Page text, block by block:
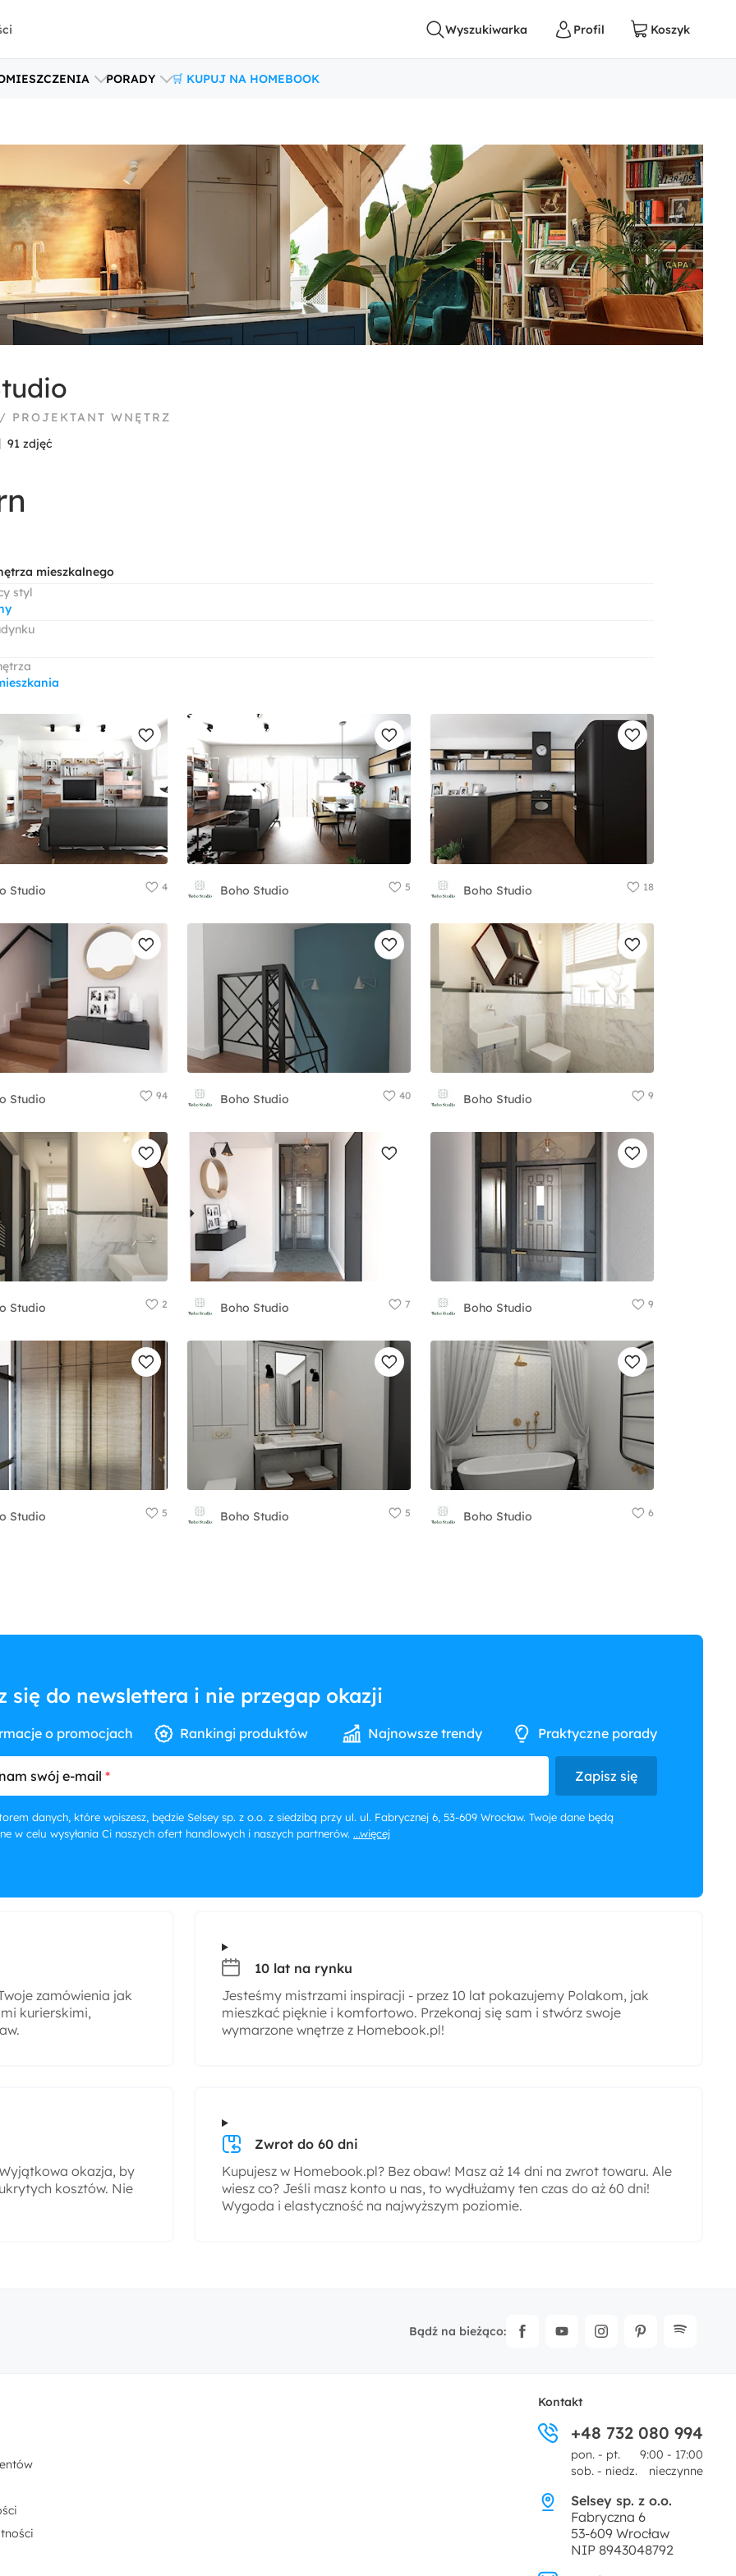
PORADY 🛒 KUPUJ NA HOMEBOOK
PROJEKTANT WNĘTRZ
91 zdjęć
mieszkalnego
styl
Studio 4 Boho Studio 5 Boho Studio 18
Studio 94 Boho Studio 40 Boho Studio 9
Studio 2 Boho Studio 7 Boho Studio 9
Studio 5 Boho Studio 5 Boho Studio 6
się do newslettera i nie przegap okazji
o promocjach Rankingi produktów Najnowsze trendy Praktyczne porady
swój e-mail Zapisz się
danych, które wpiszesz, będzie Selsey sp. z o.o. z siedzibą przy ul. ul. Fabrycznej 6, 53-609 Wrocław. Twoje dane będą
w celu wysyłania Ci naszych ofert handlowych i naszych partnerów. ...więcej
zamówienia jak
kurierskimi,
10 lat na rynku
Jesteśmy mistrzami inspiracji - przez 10 lat pokazujemy Polakom, jak
mieszkać pięknie i komfortowo. Przekonaj się sam i stwórz swoje
wymarzone wnętrze z Homebook.pl!
okazja, by
kosztów. Nie
Zwrot do 60 dni
Kupujesz w Homebook.pl? Bez obaw! Masz aż 14 dni na zwrot towaru. Ale
wiesz co? Jeśli masz konto u nas, to wydłużamy ten czas do aż 60 dni!
Wygoda i elastyczność na najwyższym poziomie.
Bądź na bieżąco:
Kontakt
+48 732 080 994
pon. - pt.
9:00 - 17:00
sob. - niedz.
nieczynne
Selsey sp. z o.o.
Fabryczna 6
53-609 Wrocław
NIP 8943048792